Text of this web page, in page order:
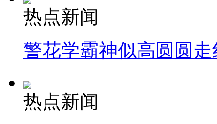
热点新闻
警花学霸神似高圆圆走
热点新闻